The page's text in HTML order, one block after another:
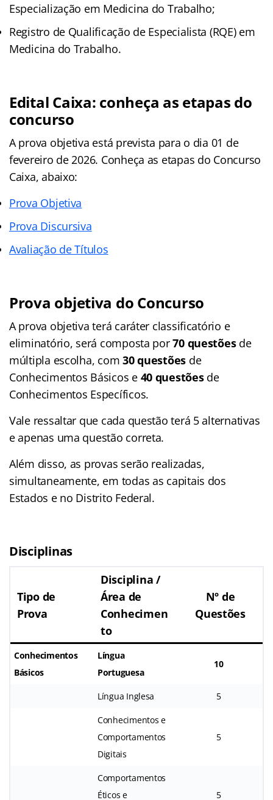
Especialização em Medicina do Trabalho;
Registro de Qualificação de Especialista (RQE) em
Medicina do Trabalho.
Edital Caixa: conheça as etapas do
concurso
A prova objetiva está prevista para o dia 01 de
fevereiro de 2026. Conheça as etapas do Concurso
Caixa, abaixo:
Prova Objetiva
Prova Discursiva
Avaliação de Títulos
Prova objetiva do Concurso
A prova objetiva terá caráter classificatório e
eliminatório, será composta por70 questõesde
múltipla escolha, com30 questões de
Conhecimentos Básicos e 40 questões de
Conhecimentos Específicos.
Vale ressaltar que cada questão terá 5 alternativas
e apenas uma questão correta.
Além disso, as provas serão realizadas,
simultaneamente, em todas as capitais dos
Estados e no Distrito Federal.
Disciplinas
Tipo de
Prova
Disciplina /
Área de
Conhecimen
to
Nº de
Questões
Conhecimentos
Básicos
Língua
Portuguesa
10
Língua Inglesa 5
Conhecimentos e
Comportamentos
Digitais
5
Comportamentos
Éticos e
5